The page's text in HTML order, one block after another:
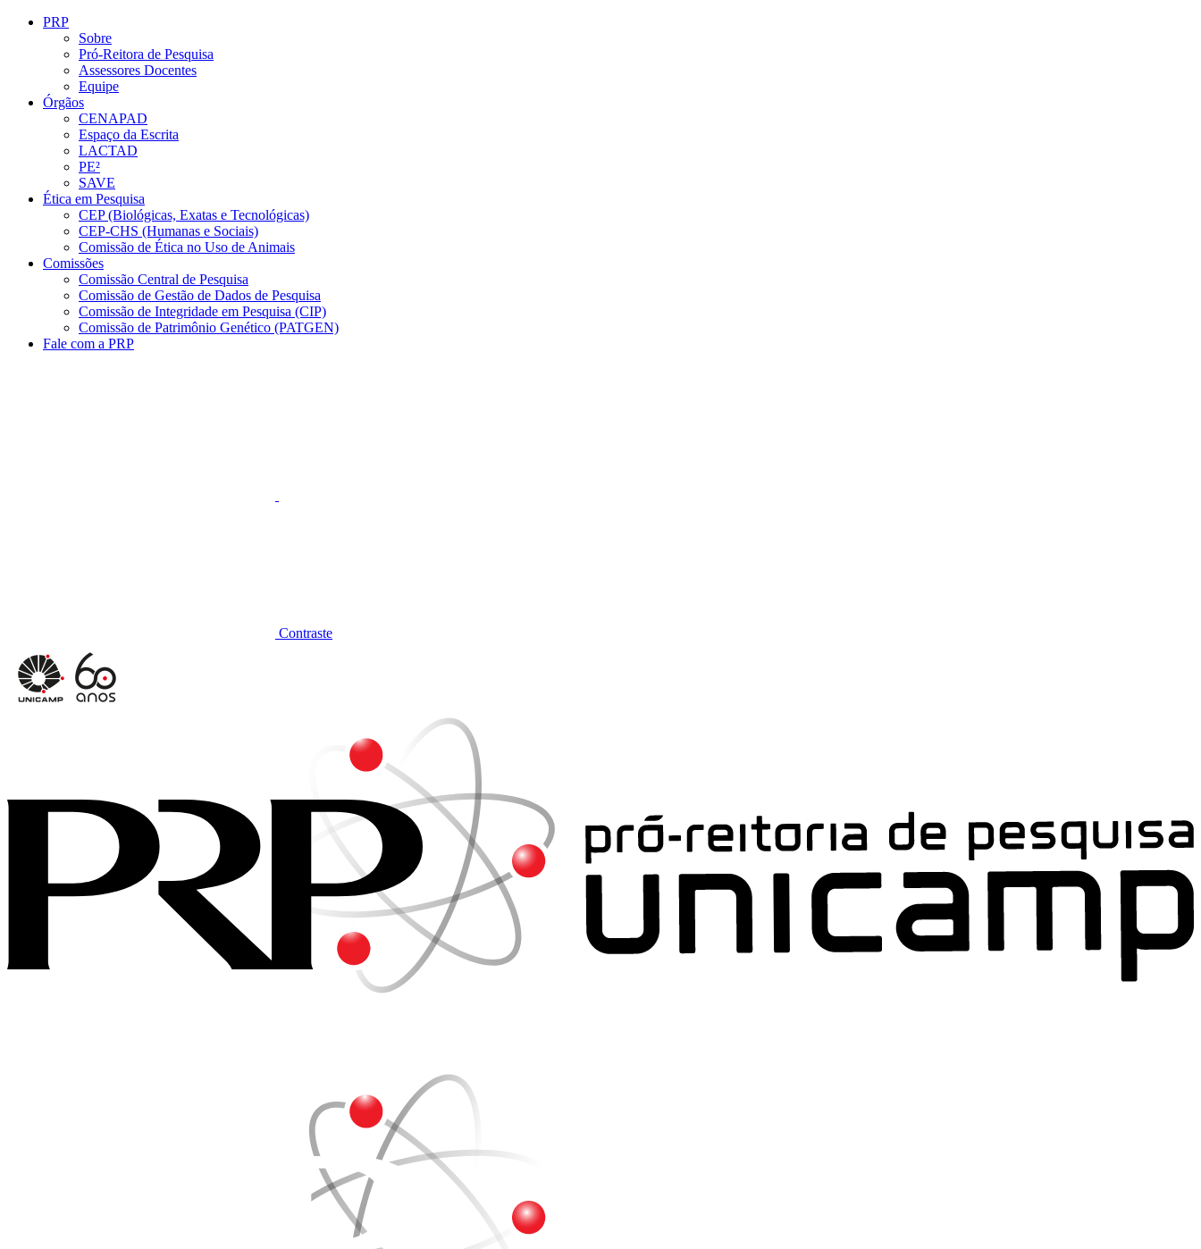
Conteúdo principal
PRP
Sobre
Pró-Reitora de Pesquisa
Assessores Docentes
Equipe
Órgãos
CENAPAD
Espaço da Escrita
LACTAD
PE²
SAVE
Ética em Pesquisa
CEP (Biológicas, Exatas e Tecnológicas)
CEP-CHS (Humanas e Sociais)
Comissão de Ética no Uso de Animais
Comissões
Comissão Central de Pesquisa
Comissão de Gestão de Dados de Pesquisa
Comissão de Integridade em Pesquisa (CIP)
Comissão de Patrimônio Genético (PATGEN)
Fale com a PRP
Contraste